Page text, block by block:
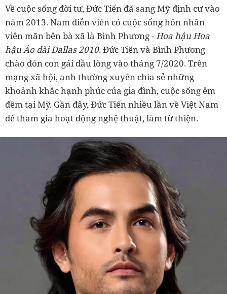
Về cuộc sống đời tư, Đức Tiến đã sang Mỹ định cư vào
năm 2013. Nam diễn viên có cuộc sống hôn nhân
viên mãn bên bà xã là Bình Phương -Hoa hậu Hoa
hậu Áo dài Dallas 2010.Đức Tiến và Bình Phương
chào đón con gái đầu lòng vào tháng 7/2020. Trên
mạng xã hội, anh thường xuyên chia sẻ những
khoảnh khắc hạnh phúc của gia đình, cuộc sống êm
đềm tại Mỹ. Gần đây, Đức Tiến nhiều lần về Việt Nam
để tham gia hoạt động nghệ thuật, làm từ thiện.